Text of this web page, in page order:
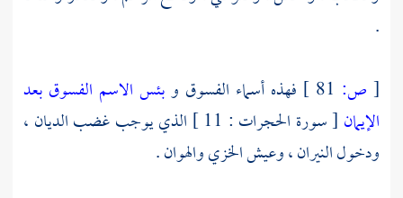
.
[ ص: فهذه أسماء الفسوق وبئس الاسم الفسوق بعد
الإيمان
[ سورة الحجرات : 11 ] الذي يوجب غضب الديان ،
ودخول النيران ، وعيش الخزي والهوان .